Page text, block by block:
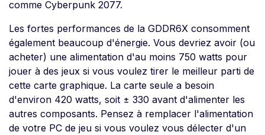
comme Cyberpunk 2077.
Les fortes performances de la GDDR6X consomment
également beaucoup d'énergie. Vous devriez avoir (ou
acheter) une alimentation d'au moins 750 watts pour
jouer à des jeux si vous voulez tirer le meilleur parti de
cette carte graphique. La carte seule a besoin
d'environ 420 watts, soit ± 330 avant d'alimenter les
autres composants. Pensez à remplacer l'alimentation
de votre PC de jeu si vous voulez vous délecter d'un